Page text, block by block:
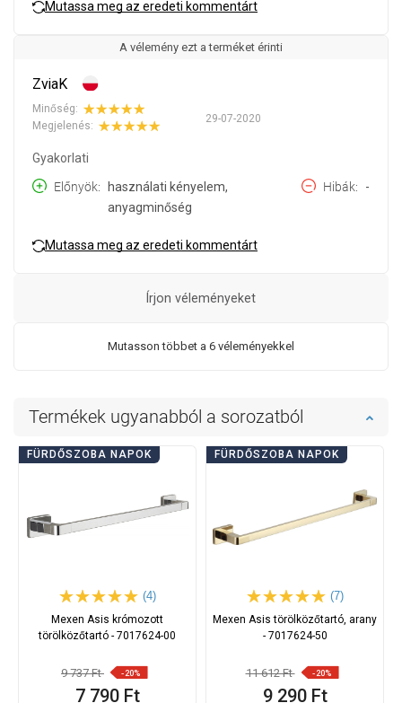
Mutassa meg az eredeti kommentárt
A vélemény ezt a terméket érinti
ZviaK
29-07-2020
Minőség:
Megjelenés:
Gyakorlati
Előnyök
használati kényelem,
anyagminőség
Hibák -
Mutassa meg az eredeti kommentárt
Mutasson többet a 6 véleményekkel
Írjon véleményeket
Termékek ugyanabból a sorozatból
FÜRDŐSZOBA NAPOK
(4)
Mexen Asis krómozott
törölközőtartó - 7017624-00
9 737 Ft -20%
7 790 Ft
FÜRDŐSZOBA NAPOK
(7)
Mexen Asis törölközőtartó, arany
- 7017624-50
11 612 Ft -20%
9 290 Ft